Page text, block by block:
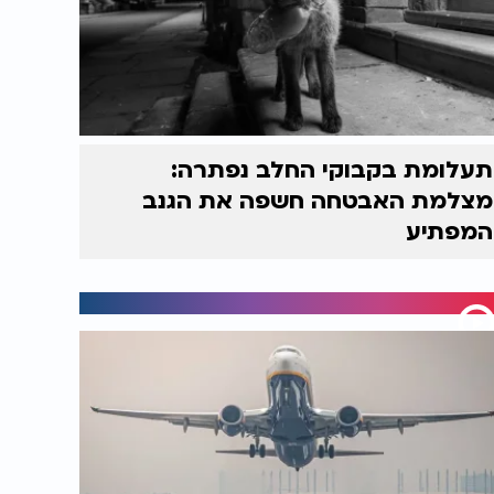
תעלומת בקבוקי החלב נפתרה:
מצלמת האבטחה חשפה את הגנב
המפתיע